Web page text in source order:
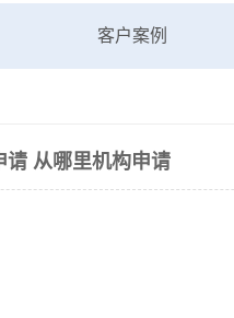
客户案例
请 从哪里机构申请